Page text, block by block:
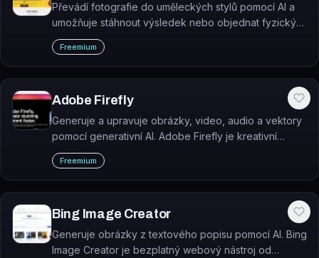
Převádí fotografie do uměleckých stylů pomocí AI a
umožňuje stáhnout výsledek nebo objednat fyzický
tisk. Nabízí stovky stylů od tradiční malby po neon a
černobílé.
Freemium
Adobe Firefly
Generuje a upravuje obrázky, video, audio a vektory
pomocí generativní AI. Adobe Firefly je kreativní
platforma, která kombinuje vlastní modely Adobe s
partnerskými modely od Google, OpenAI, Kling AI,
ElevenLabs a dalších.
Freemium
Bing Image Creator
Generuje obrázky z textového popisu pomocí AI. Bing
Image Creator je bezplatný webový nástroj od